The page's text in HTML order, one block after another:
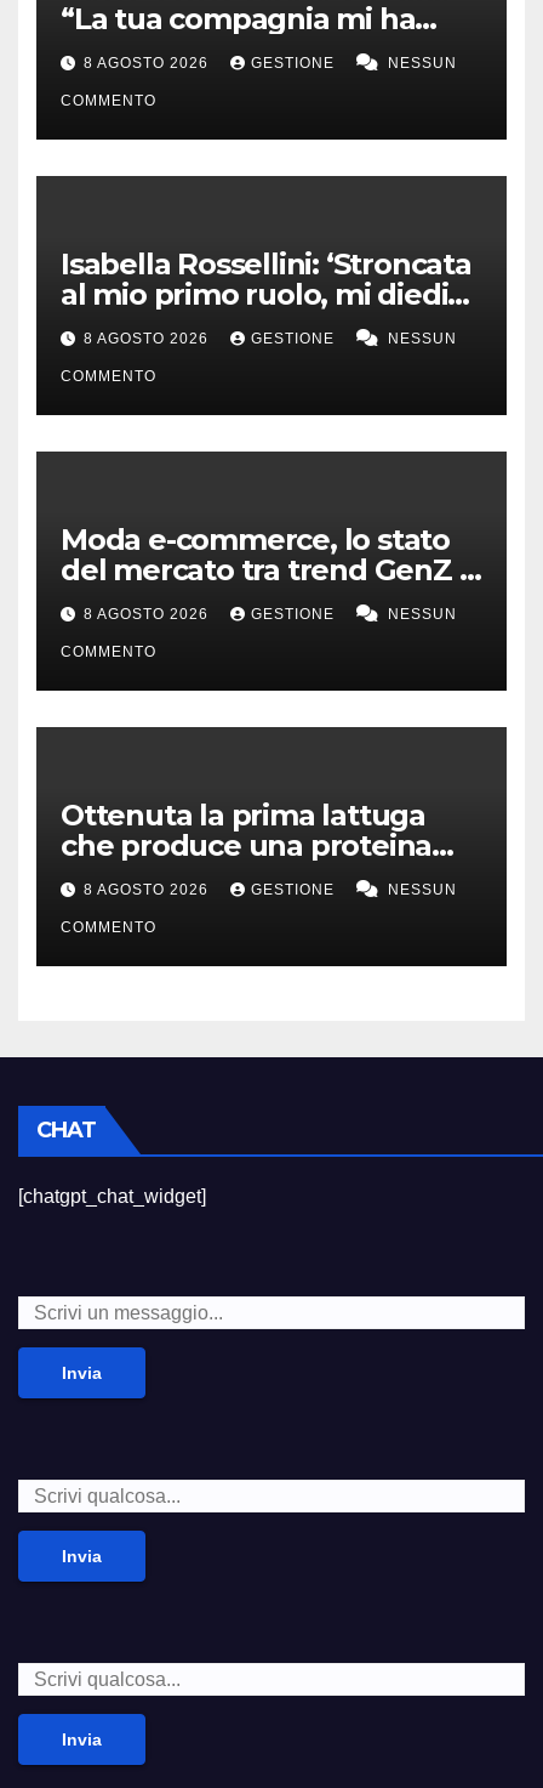
“La tua compagnia mi ha
sempre divertito”
8 AGOSTO 2026 GESTIONE NESSUN
COMMENTO
Isabella Rossellini: ‘Stroncata
al mio primo ruolo, mi diedi
alla moda’
8 AGOSTO 2026 GESTIONE NESSUN
COMMENTO
Moda e-commerce, lo stato
del mercato tra trend GenZ e
second hand
8 AGOSTO 2026 GESTIONE NESSUN
COMMENTO
Ottenuta la prima lattuga
che produce una proteina
chiave della carne
8 AGOSTO 2026 GESTIONE NESSUN
COMMENTO
CHAT
[chatgpt_chat_widget]
Invia
Invia
Invia